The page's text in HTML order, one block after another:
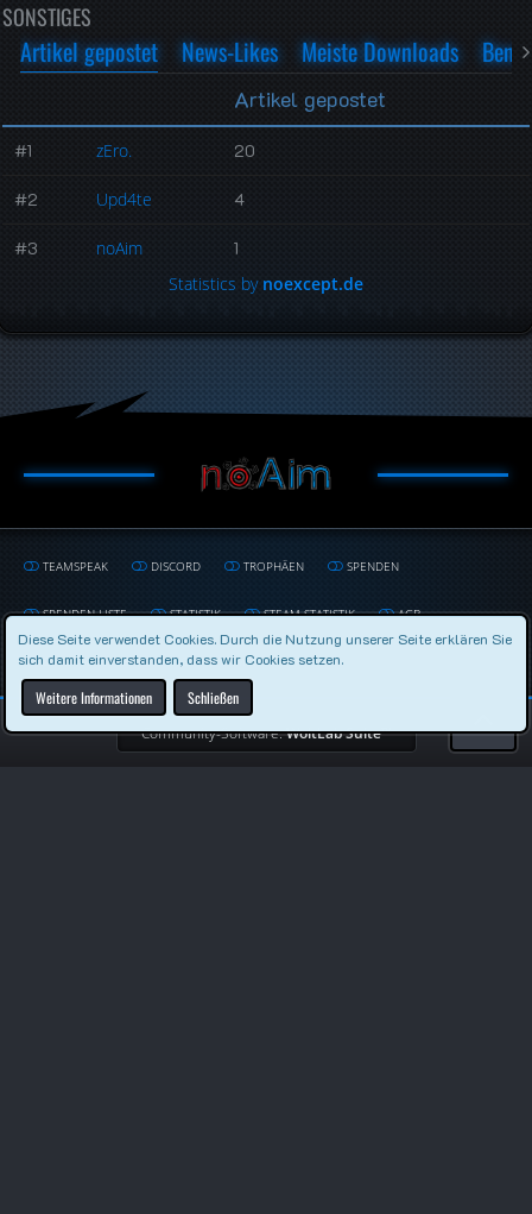
SONSTIGES
Artikel gepostet News-Likes Meiste Downloads
Artikel gepostet
#1 zEro. 20
#2 Upd4te 4
#3 noAim
1
Statistics by noexcept.de
TEAMSPEAK DISCORD TROPHÄEN SPENDEN
SPENDEN LISTE STATISTIK STEAM STATISTIK AGB
DATENSCHUTZERKLÄRUNG IMPRESSUM
Community-Software:WoltLab Suite™
Diese Seite verwendet Cookies. Durch die Nutzung unserer Seite erklären Sie
sich damit einverstanden, dass wir Cookies setzen.
Weitere Informationen Schließen